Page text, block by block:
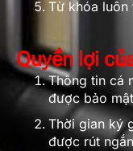
Từ khóa
Quyền lợi
Thông tin cá
được bảo
Thời gian ký
được rút